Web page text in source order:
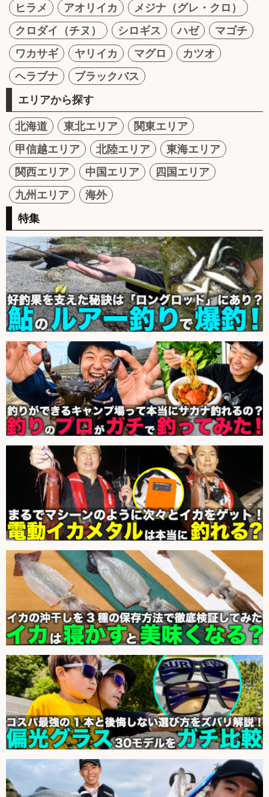
ヒラメ
アオリイカ
メジナ（グレ・クロ）
クロダイ（チヌ）
シロギス ハゼ
マゴチ
ワカサギ
ヤリイカ マグロ
カツオ
ヘラブナ
ブラックバス
エリアから探す
北海道 東北エリア
関東エリア
甲信越エリア
北陸エリア
東海エリア
関西エリア
中国エリア
四国エリア
九州エリア
海外
特集